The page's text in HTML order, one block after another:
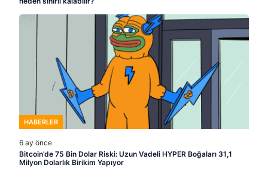
HABERLER
6 ay önce
Bitcoin’de 75 Bin Dolar Riski: Uzun Vadeli HYPER Boğaları 31,1
Milyon Dolarlık Birikim Yapıyor